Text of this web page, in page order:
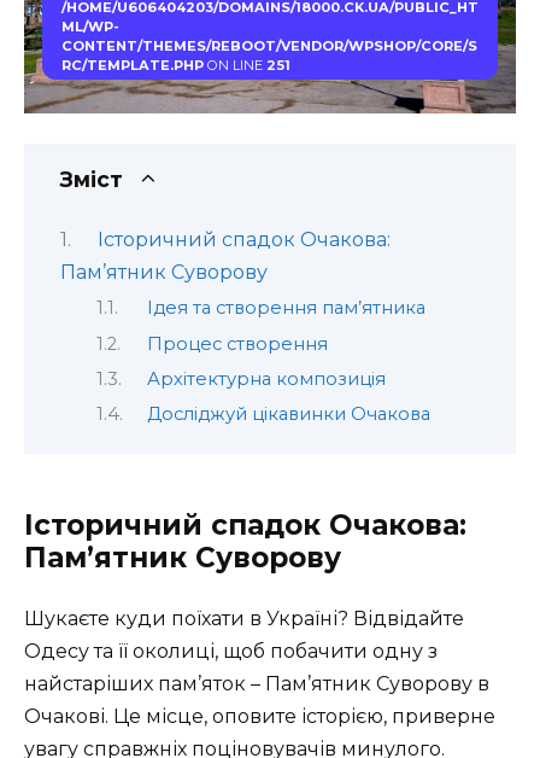
/HOME/U606404203/DOMAINS/18000.CK.UA/PUBLIC_HT
ML/WP-
CONTENT/THEMES/REBOOT/VENDOR/WPSHOP/CORE/S
RC/TEMPLATE.PHPON LINE 251
Зміст
Історичний спадок Очакова:
Пам’ятник Суворову
Ідея та створення пам’ятника
Процес створення
Архітектурна композиція
Досліджуй цікавинки Очакова
Історичний спадок Очакова:
Пам’ятник Суворову
Шукаєте куди поїхати в Україні? Відвідайте
Одесу та її околиці, щоб побачити одну з
найстаріших пам’яток – Пам’ятник Суворову в
Очакові. Це місце, оповите історією, приверне
увагу справжніх поціновувачів минулого.